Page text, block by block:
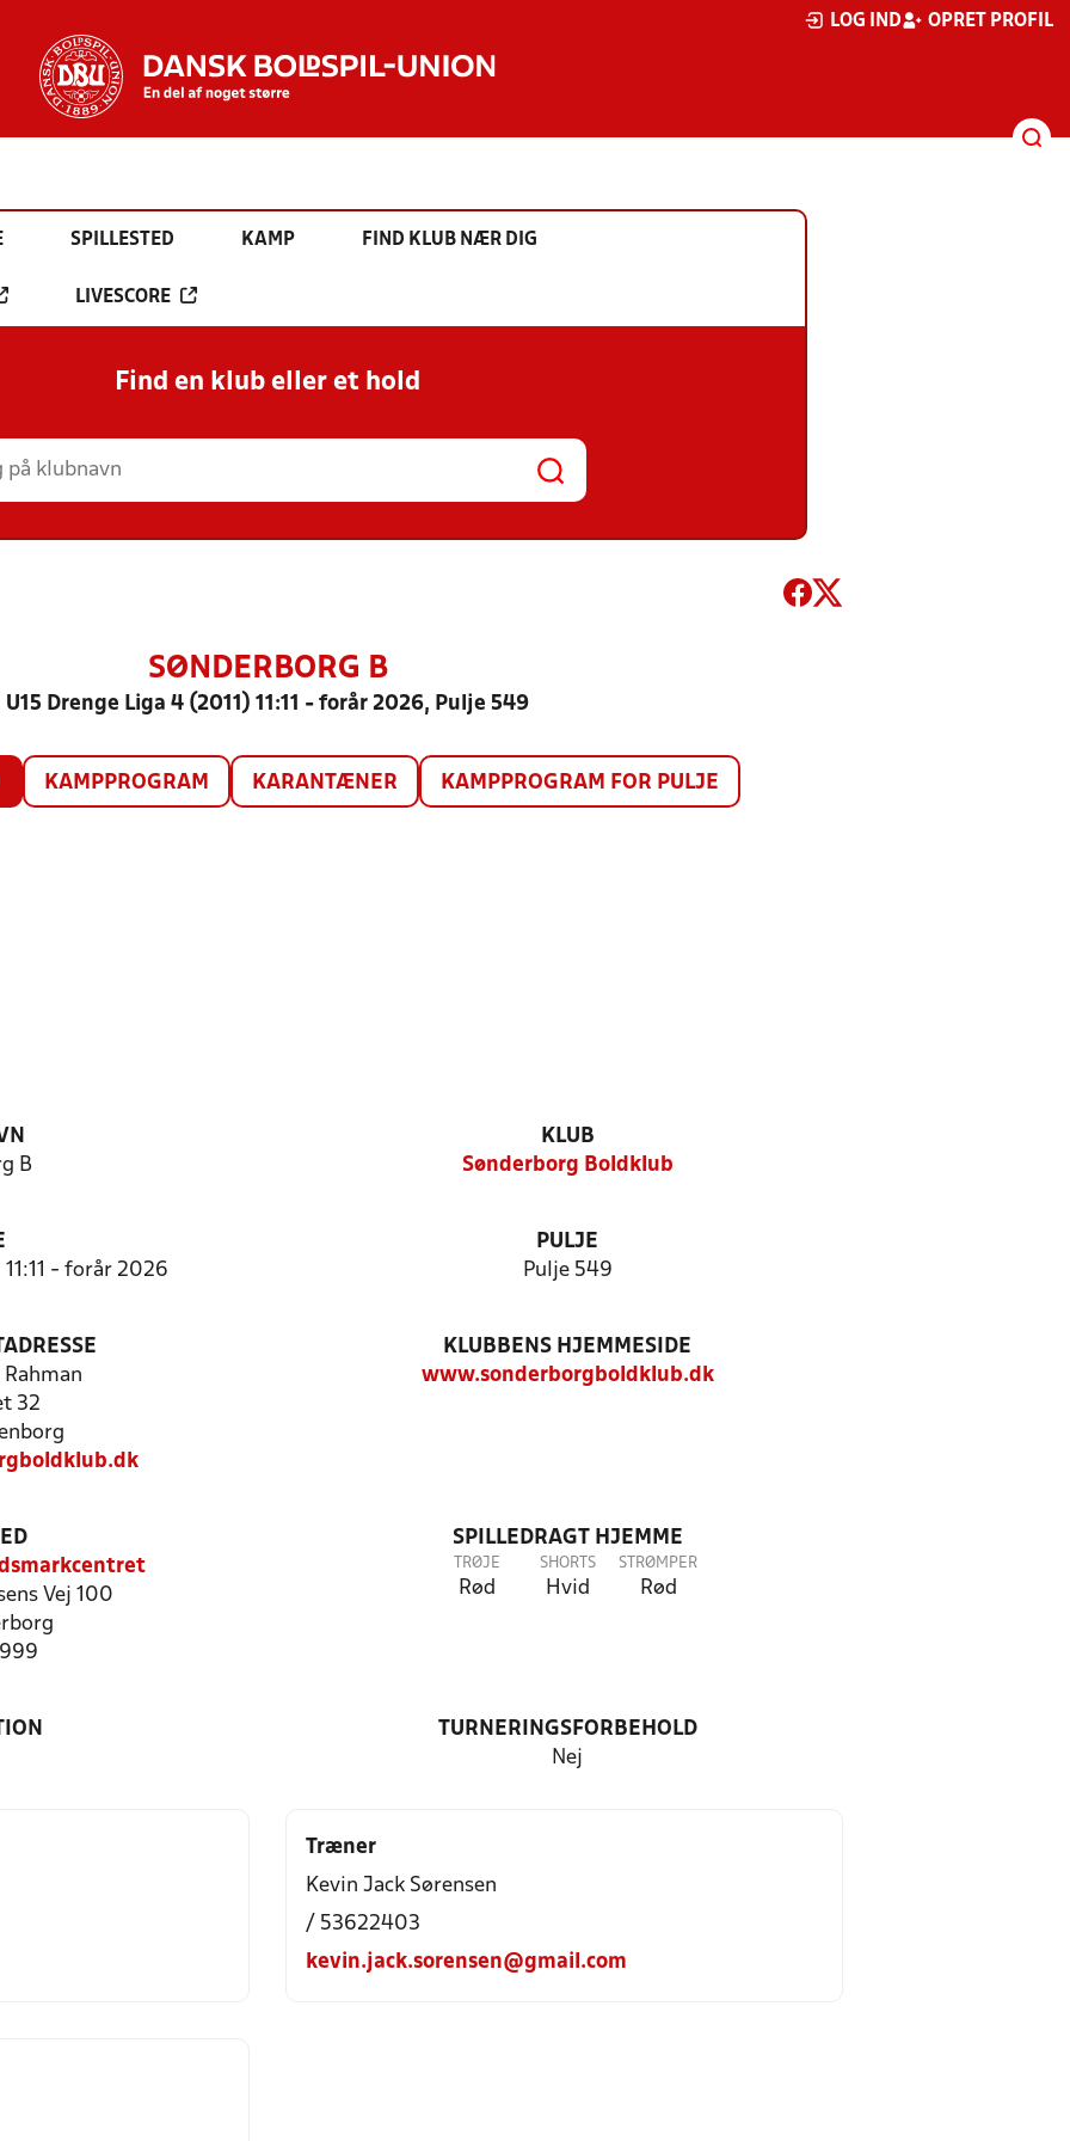
LOG IND OPRET PROFIL
SPILLESTED KAMP FIND KLUB NÆR DIG
LIVESCORE
Find en klub eller et hold
SØNDERBORG B
U15 Drenge Liga 4 (2011) 11:11 - forår 2026, Pulje 549
KAMPPROGRAM KARANTÆNER KAMPPROGRAM FOR PULJE
B
KLUB
Sønderborg Boldklub
11:11 - forår 2026
PULJE
Pulje 549
32
KLUBBENS HJEMMESIDE
www.sonderborgboldklub.dk
Vej 100
SPILLEDRAGT HJEMME
TRØJE
Rød
SHORTS
Hvid
STRØMPER
Rød
TURNERINGSFORBEHOLD
Nej
Træner
Kevin Jack Sørensen
/ 53622403
kevin.jack.sorensen@gmail.com